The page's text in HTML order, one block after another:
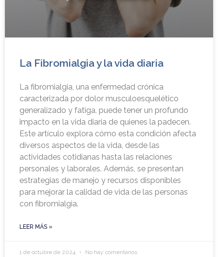
La Fibromialgia y la vida diaria
La fibromialgia, una enfermedad crónica
caracterizada por dolor musculoesquelético
generalizado y fatiga, puede tener un profundo
impacto en la vida diaria de quienes la padecen.
Este artículo explora cómo esta condición afecta
diversos aspectos de la vida, desde las
actividades cotidianas hasta las relaciones
personales y laborales. Además, se presentan
estrategias de manejo y recursos disponibles
para mejorar la calidad de vida de las personas
con fibromialgia.
LEER MÁS »
1 de octubre de 2024 No hay comentarios